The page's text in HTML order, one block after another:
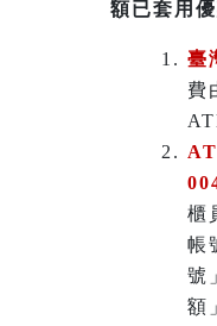
額已套用
臺
費
櫃
帳
號
額